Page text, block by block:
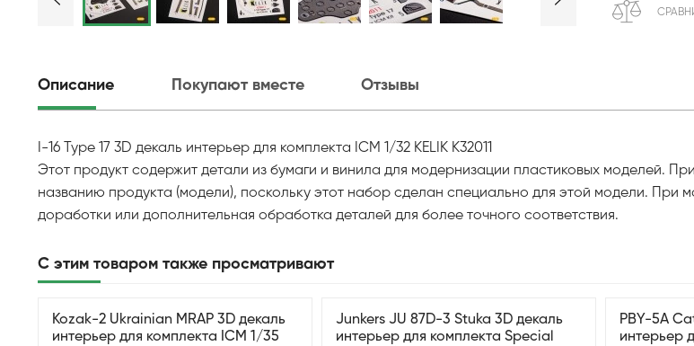
Описание Покупают вместе Отзывы
I-16 Type 17 3D декаль интерьер для комплекта ICM 1/32 KELIK K32011
Этот продукт содержит детали из бумаги и винила для модернизации пластиковых моделей.
названию продукта (модели), поскольку этот набор сделан специально для этой модели. При
доработки или дополнительная обработка деталей для более точного соответствия.
С этим товаром также просматривают
Kozak-2 Ukrainian MRAP 3D декаль
интерьер для комплекта ICM 1/35
Junkers JU 87D-3 Stuka 3D декаль
интерьер для комплекта Special
PBY-5A
интерьер